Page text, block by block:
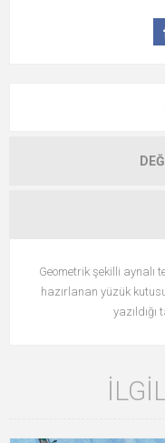
Geometrik şekilli aynalı
hazırlanan yüzük